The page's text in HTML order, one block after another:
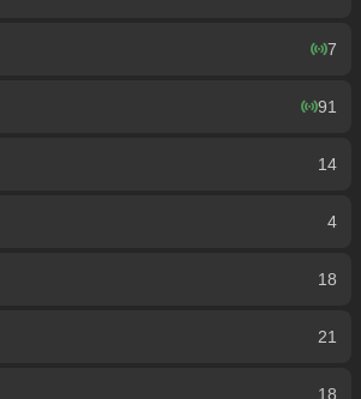
7
91
14
4
18
21
18